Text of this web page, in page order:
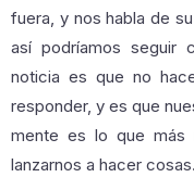
fuera, y nos habla de
así podríamos seguir
noticia es que no
responder, y es que
mente es lo que
lanzarnos a hacer cosas.